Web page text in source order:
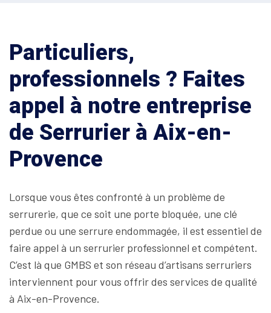
Particuliers,
professionnels ? Faites
appel à notre entreprise
de Serrurier à Aix-en-
Provence
Lorsque vous êtes confronté à un problème de
serrurerie, que ce soit une porte bloquée, une clé
perdue ou une serrure endommagée, il est essentiel de
faire appel à un serrurier professionnel et compétent.
C’est là que GMBS et son réseau d’artisans serruriers
interviennent pour vous offrir des services de qualité
à Aix-en-Provence.